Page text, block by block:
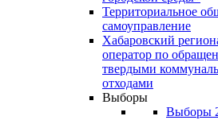
Территориальное
самоуправление
Хабаровский
оператор по
твердыми
отходами
Выборы
Выборы